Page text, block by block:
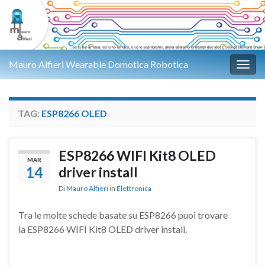
Mauro Alfieri Wearable Domotica Robotica
TAG: ESP8266 OLED
MAR
14
ESP8266 WIFI Kit8 OLED
driver install
DiMauro Alfieri in Elettronica
Tra le molte schede basate su ESP8266 puoi trovare
la ESP8266 WIFI Kit8 OLED driver install.